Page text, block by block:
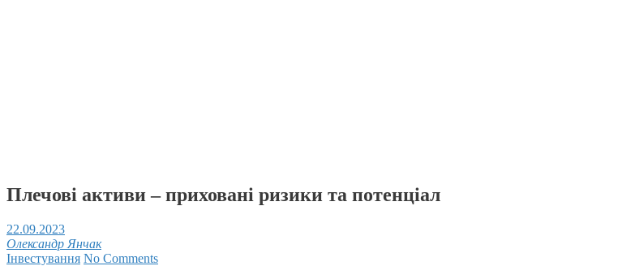
Плечові активи – приховані ризики та потенціал
22.09.2023
Олександр Янчак
Інвестування No Comments